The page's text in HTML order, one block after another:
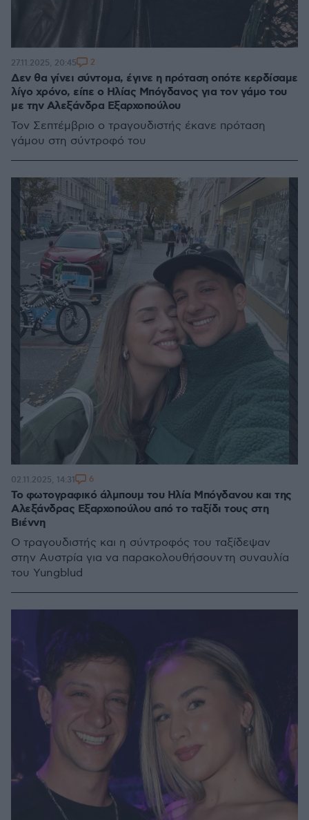
Δεν θα γίνει σύντομα, έγινε η πρόταση οπότε κερδίσαμε
λίγο χρόνο, είπε ο Ηλίας Μπόγδανος για τον γάμο του
με την Αλεξάνδρα Εξαρχοπούλου
Τον Σεπτέμβριο ο τραγουδιστής έκανε πρόταση
γάμου στη σύντροφό του
27.11.2025, 20:45 2
Το φωτογραφικό άλμπουμ του Ηλία Μπόγδανου και της
Αλεξάνδρας Εξαρχοπούλου από το ταξίδι τους στη
Βιέννη
Ο τραγουδιστής και η σύντροφός του ταξίδεψαν
στην Αυστρία για να παρακολουθήσουν τη συναυλία
του Yungblud
02.11.2025, 14:31 6